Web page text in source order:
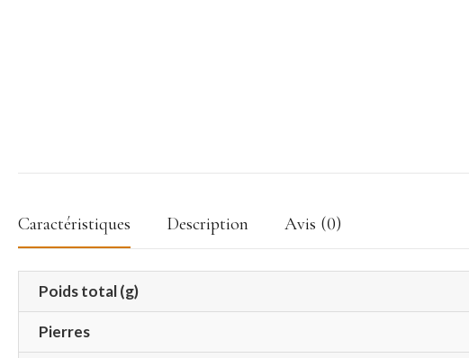
Caractéristiques Description Avis (0)
Poids total (g)
Pierres